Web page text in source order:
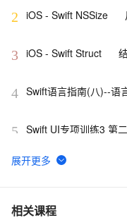
2 iOS - Swift NSSize
3 iOS - Swift Struct
4 Swift语言指南(八)--语
5 Swift UI专项训练3 第
6 Swift学习（1）
7 Swift 元组(Tuples)介绍
相关课程